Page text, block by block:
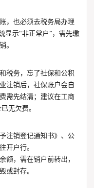
，也必须去税务局办理
显示“非正常户”，需先缴
。
税务，忘了社保和公积
注销后，社保账户会自
需先结清；建议在工商
无欠费。
注销登记通知书》、公
开户行。
额，需在销户前转出，
或封存。